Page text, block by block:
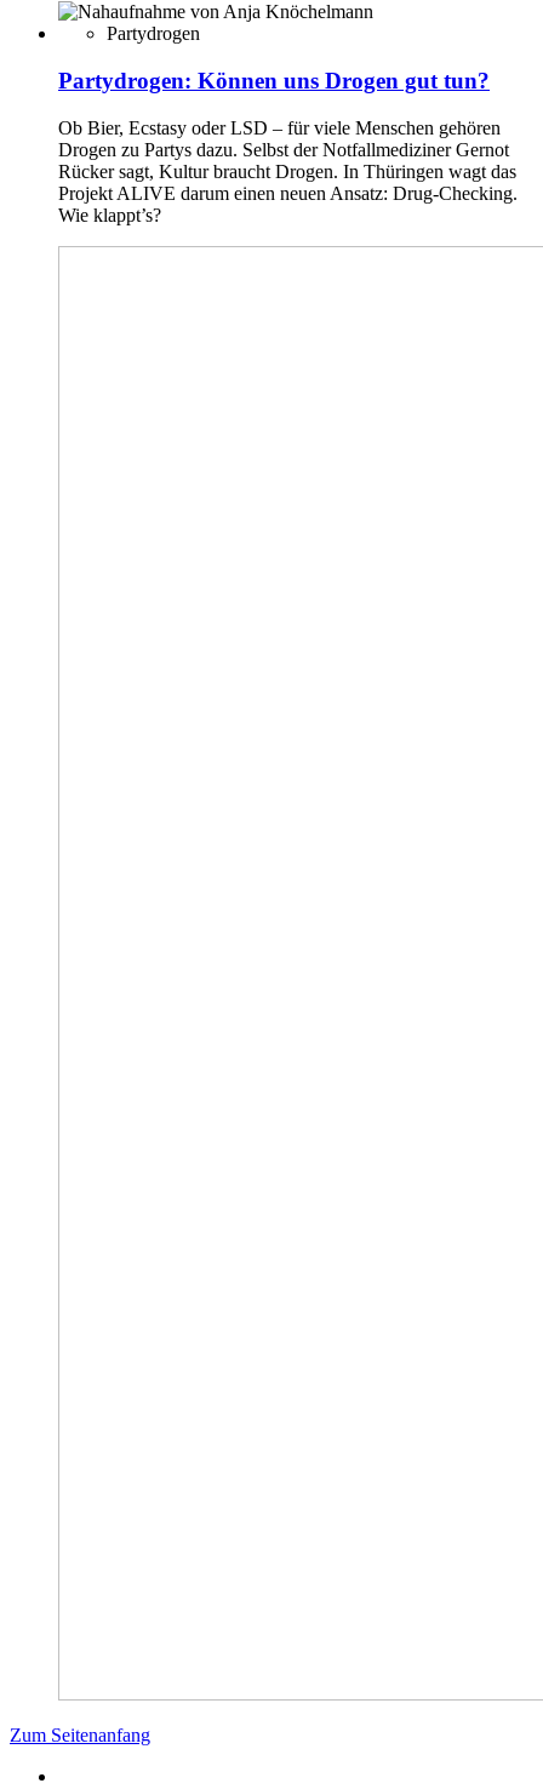
Partydrogen
Partydrogen: Können uns Drogen gut tun?
Ob Bier, Ecstasy oder LSD – für viele Menschen gehören
Drogen zu Partys dazu. Selbst der Notfallmediziner Gernot
Rücker sagt, Kultur braucht Drogen. In Thüringen wagt das
Projekt ALIVE darum einen neuen Ansatz: Drug-Checking.
Wie klappt’s?
Zum Seitenanfang